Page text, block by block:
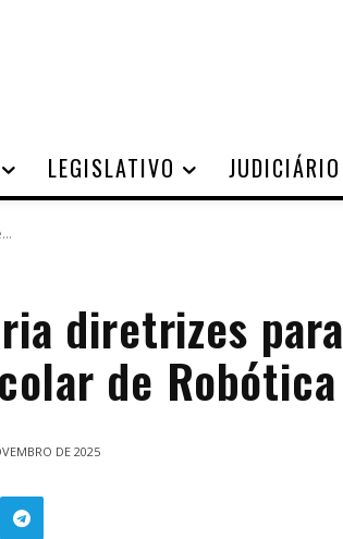
LEGISLATIVO JUDICIÁRIO
diretrizes para
de Robótica
DE 2025